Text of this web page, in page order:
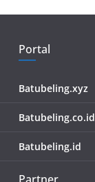
Portal
Batubeling.xyz
Batubeling.co.id
Batubeling.id